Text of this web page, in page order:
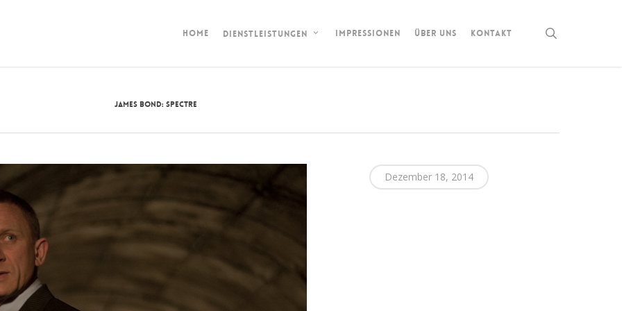
HOME DIENSTLEISTUNGEN IMPRESSIONEN ÜBER UNS KONTAKT
JAMES BOND: SPECTRE
Dezember 18, 2014